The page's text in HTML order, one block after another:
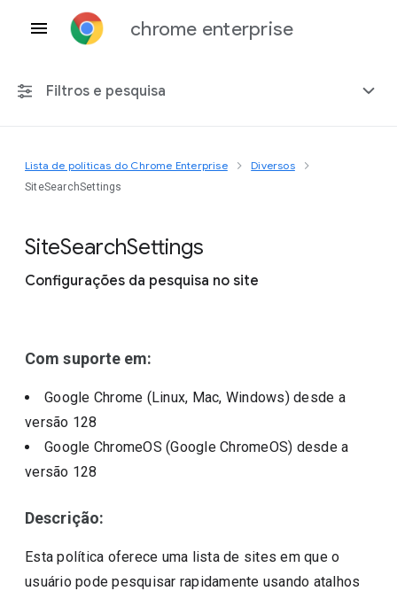
chrome enterprise
Filtros e pesquisa
Qualquer plataforma
Lista de políticas do Chrome Enterprise Diversos
SiteSearchSettings
SiteSearchSettings
Configurações da pesquisa no site
Com suporte em:
Google Chrome (Linux, Mac, Windows)desde a
versão 128
Google ChromeOS (Google ChromeOS) desde a
versão 128
Descrição:
Esta política oferece uma lista de sites em que o
usuário pode pesquisar rapidamente usando atalhos